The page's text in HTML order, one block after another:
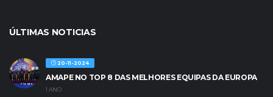
ÚLTIMAS NOTICIAS
20-11-2024
AMAPE NO TOP 8 DAS MELHORES EQUIPAS DA EUROPA
1 ANO